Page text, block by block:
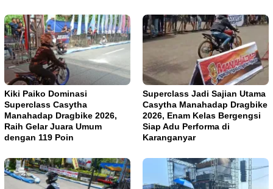
Kiki Paiko Dominasi
Superclass Casytha
Manahadap Dragbike 2026,
Raih Gelar Juara Umum
dengan 119 Poin
Superclass Jadi Sajian Utama
Casytha Manahadap Dragbike
2026, Enam Kelas Bergengsi
Siap Adu Performa di
Karanganyar